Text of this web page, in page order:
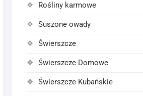
Rośliny karmowe
Suszone owady
Świerszcze
Świerszcze Domowe
Świerszcze Kubańskie